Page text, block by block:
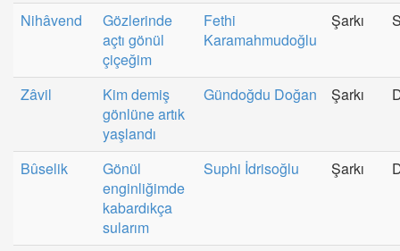
Nihâvend
Gözlerinde
açtı gönül
çiçeğim
Fethi
Karamahmudoğlu
Şarkı
Zâvil
Kim demiş
gönlüne artık
yaşlandı
Gündoğdu Doğan Şarkı
Bûselik
Gönül
enginliğimde
kabardıkça
sularım
Suphi İdrisoğlu Şarkı